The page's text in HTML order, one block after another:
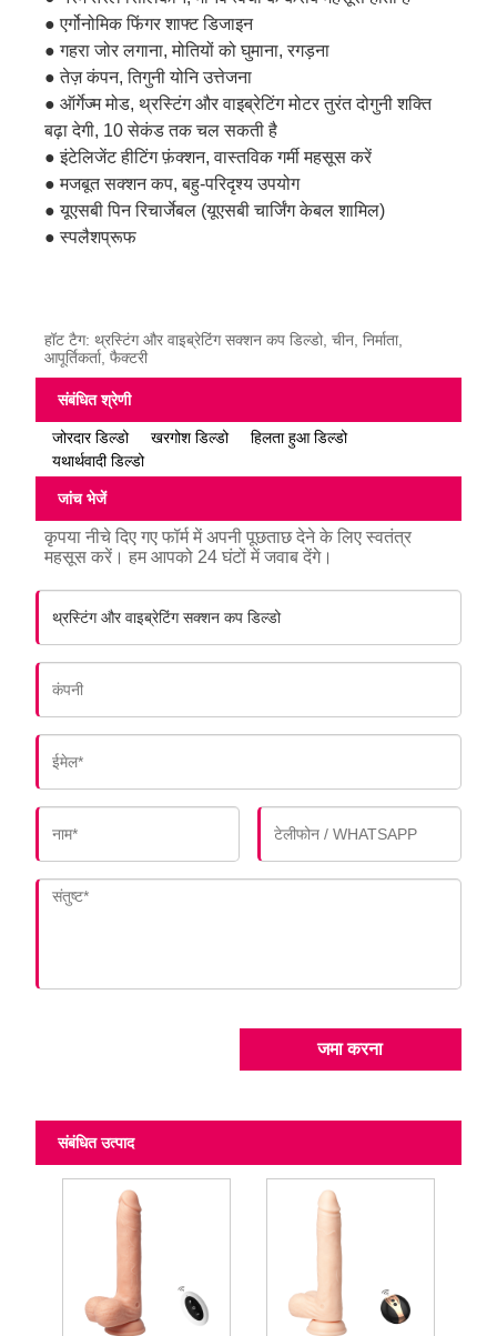
● एर्गोनोमिक फिंगर शाफ्ट डिजाइन
● गहरा जोर लगाना, मोतियों को घुमाना, रगड़ना
● तेज़ कंपन, तिगुनी योनि उत्तेजना
● ऑर्गेज्म मोड, थ्रस्टिंग और वाइब्रेटिंग मोटर तुरंत दोगुनी शक्ति
बढ़ा देगी, 10 सेकंड तक चल सकती है
● इंटेलिजेंट हीटिंग फ़ंक्शन, वास्तविक गर्मी महसूस करें
● मजबूत सक्शन कप, बहु-परिदृश्य उपयोग
● यूएसबी पिन रिचार्जेबल (यूएसबी चार्जिंग केबल शामिल)
● स्पलैशप्रूफ
हॉट टैग: थ्रस्टिंग और वाइब्रेटिंग सक्शन कप डिल्डो, चीन, निर्माता,
आपूर्तिकर्ता, फैक्टरी
संबंधित श्रेणी
जोरदार डिल्डो खरगोश डिल्डो
हिलता हुआ डिल्डो
यथार्थवादी डिल्डो
जांच भेजें
कृपया नीचे दिए गए फॉर्म में अपनी पूछताछ देने के लिए स्वतंत्र
महसूस करें। हम आपको 24 घंटों में जवाब देंगे।
जमा करना
संबंधित उत्पाद